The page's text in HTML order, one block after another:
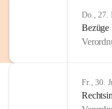
Do., 27.
Bezüge
Fr., 30.